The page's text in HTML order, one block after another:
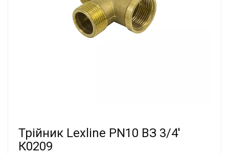
Трійник Lexline PN10 ВЗ 3/4'
К0209